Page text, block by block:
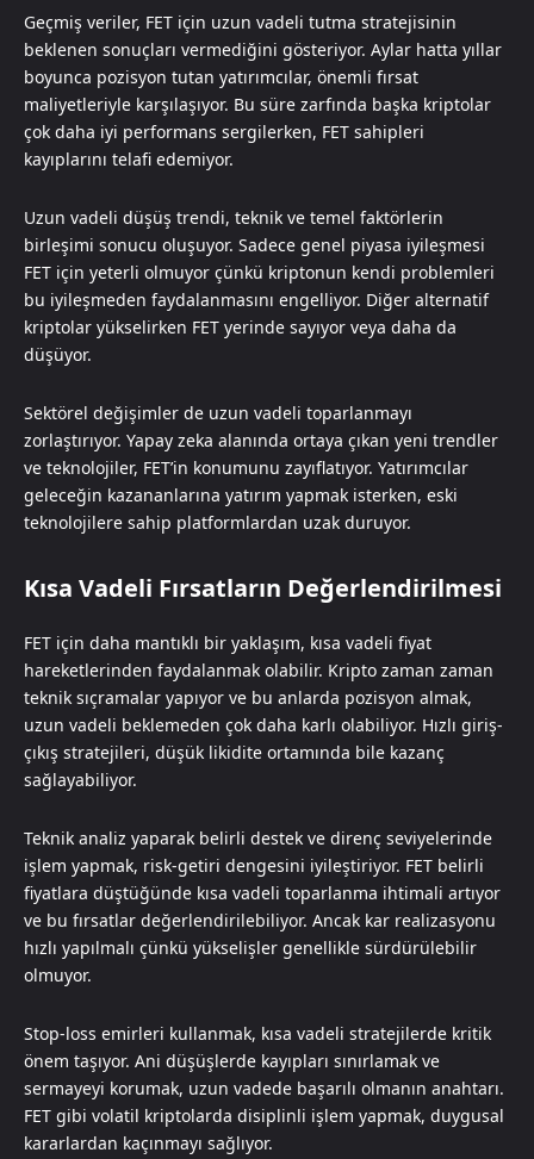
Geçmiş veriler, FET için uzun vadeli tutma stratejisinin
beklenen sonuçları vermediğini gösteriyor. Aylar hatta yıllar
boyunca pozisyon tutan yatırımcılar, önemli fırsat
maliyetleriyle karşılaşıyor. Bu süre zarfında başka kriptolar
çok daha iyi performans sergilerken, FET sahipleri
kayıplarını telafi edemiyor.
Uzun vadeli düşüş trendi, teknik ve temel faktörlerin
birleşimi sonucu oluşuyor. Sadece genel piyasa iyileşmesi
FET için yeterli olmuyor çünkü kriptonun kendi problemleri
bu iyileşmeden faydalanmasını engelliyor. Diğer alternatif
kriptolar yükselirken FET yerinde sayıyor veya daha da
düşüyor.
Sektörel değişimler de uzun vadeli toparlanmayı
zorlaştırıyor. Yapay zeka alanında ortaya çıkan yeni trendler
ve teknolojiler, FET’in konumunu zayıflatıyor. Yatırımcılar
geleceğin kazananlarına yatırım yapmak isterken, eski
teknolojilere sahip platformlardan uzak duruyor.
Kısa Vadeli Fırsatların Değerlendirilmesi
FET için daha mantıklı bir yaklaşım, kısa vadeli fiyat
hareketlerinden faydalanmak olabilir. Kripto zaman zaman
teknik sıçramalar yapıyor ve bu anlarda pozisyon almak,
uzun vadeli beklemeden çok daha karlı olabiliyor. Hızlı giriş-
çıkış stratejileri, düşük likidite ortamında bile kazanç
sağlayabiliyor.
Teknik analiz yaparak belirli destek ve direnç seviyelerinde
işlem yapmak, risk-getiri dengesini iyileştiriyor. FET belirli
fiyatlara düştüğünde kısa vadeli toparlanma ihtimali artıyor
ve bu fırsatlar değerlendirilebiliyor. Ancak kar realizasyonu
hızlı yapılmalı çünkü yükselişler genellikle sürdürülebilir
olmuyor.
Stop-loss emirleri kullanmak, kısa vadeli stratejilerde kritik
önem taşıyor. Ani düşüşlerde kayıpları sınırlamak ve
sermayeyi korumak, uzun vadede başarılı olmanın anahtarı.
FET gibi volatil kriptolarda disiplinli işlem yapmak, duygusal
kararlardan kaçınmayı sağlıyor.